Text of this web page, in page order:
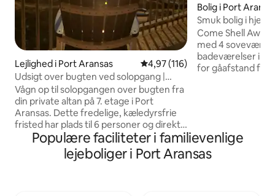
Lejlighed i Port Aransas 4,97 ud af 5 i gennemsnitlig
4,97 (116)
Udsigt over bugten ved solopgang |
Altan ved stranden + strandpromenade
Vågn op til solopgangen over bugten fra
din private altan på 7. etage i Port
Aransas. Dette fredelige, kæledyrsfrie
fristed har plads til 6 personer og direkte
adgang til stranden via en privat
strandpromenade. Oplevelsen: Slap af:
Opvarmet pool, spabad og havbrise.
Bolig i Port
Smuk bolig i
pool
Come Shell
med 4
badeværelser i
for gåafstand fra
brug for til en
herunder
køkken, privat
Populære faciliteter i familievenlige
lejeboliger i Port Aransas